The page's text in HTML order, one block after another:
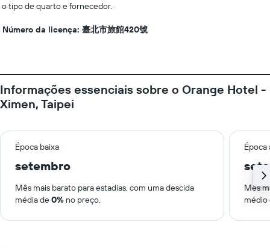
o tipo de quarto e fornecedor.
Número da licença: 臺北市旅館420號
Informações essenciais sobre o Orange Hotel -
Ximen, Taipei
Época baixa Época
setembro
Mês mais barato para estadias, com uma descida
média de0% no preço.
Mês